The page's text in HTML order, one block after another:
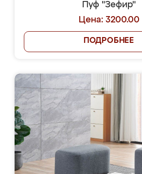
Пуф "Зефир"
Цена: 3200.00
ПОДРОБНЕЕ